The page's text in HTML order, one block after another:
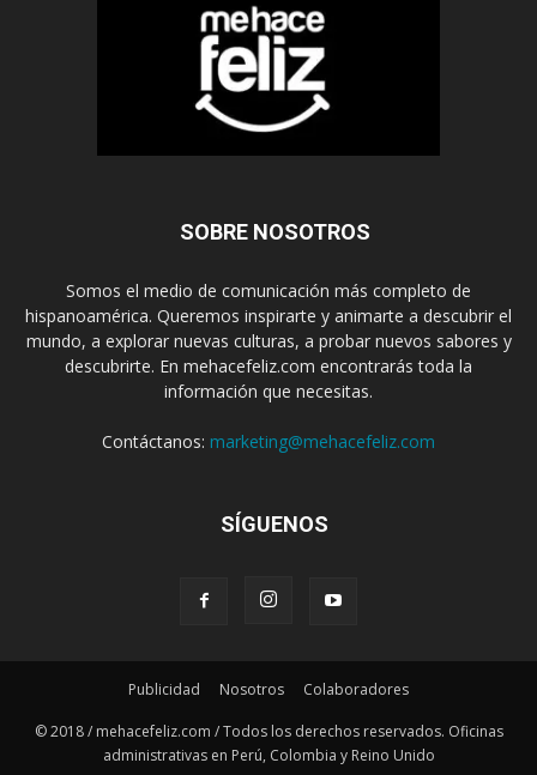
SOBRE NOSOTROS
Somos el medio de comunicación más completo de
hispanoamérica. Queremos inspirarte y animarte a descubrir el
mundo, a explorar nuevas culturas, a probar nuevos sabores y
descubrirte. En mehacefeliz.com encontrarás toda la
información que necesitas.
Contáctanos: marketing@mehacefeliz.com
SÍGUENOS
Publicidad Nosotros Colaboradores
© 2018 / mehacefeliz.com / Todos los derechos reservados. Oficinas
administrativas en Perú, Colombia y Reino Unido